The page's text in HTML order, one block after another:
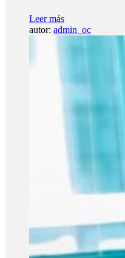
Leer más
autor: admin_oc